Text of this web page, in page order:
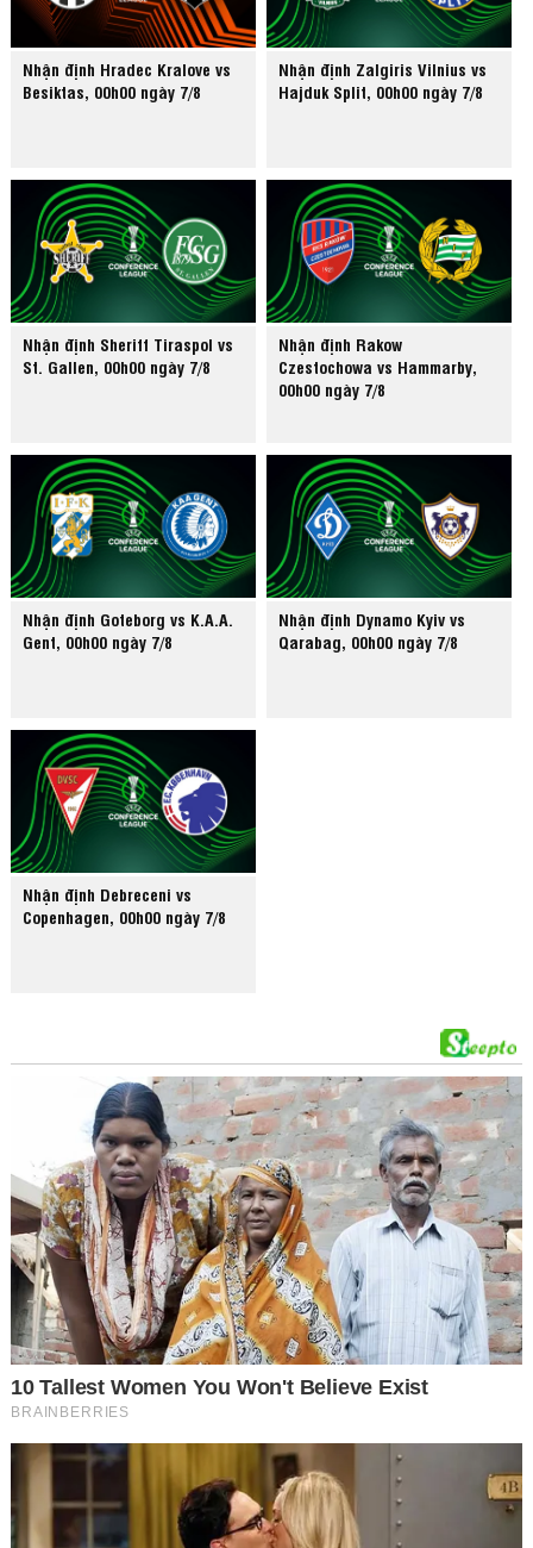
Nhận định Hradec Kralove vs
Besiktas, 00h00 ngày 7/8
Nhận định Zalgiris Vilnius vs
Hajduk Split, 00h00 ngày 7/8
Nhận định Sheriff Tiraspol vs
St. Gallen, 00h00 ngày 7/8
Nhận định Rakow
Czestochowa vs Hammarby,
00h00 ngày 7/8
Nhận định Goteborg vs K.A.A.
Gent, 00h00 ngày 7/8
Nhận định Dynamo Kyiv vs
Qarabag, 00h00 ngày 7/8
Nhận định Debreceni vs
Copenhagen, 00h00 ngày 7/8